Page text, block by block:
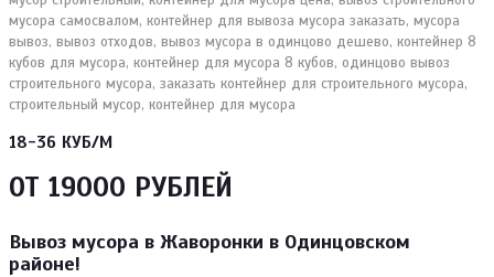
18-36 КУБ/М
ОТ 19000 РУБЛЕЙ
Вывоз мусора в Жаворонки в Одинцовском
районе!